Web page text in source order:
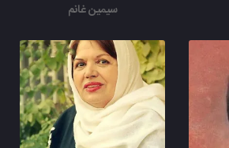
سیمین غانم